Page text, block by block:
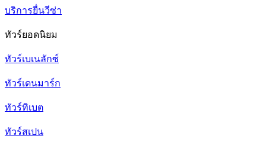
บริการยื่นวีซ่า
ทัวร์ยอดนิยม
ทัวร์เบเนลักซ์
ทัวร์เดนมาร์ก
ทัวร์ทิเบต
ทัวร์สเปน